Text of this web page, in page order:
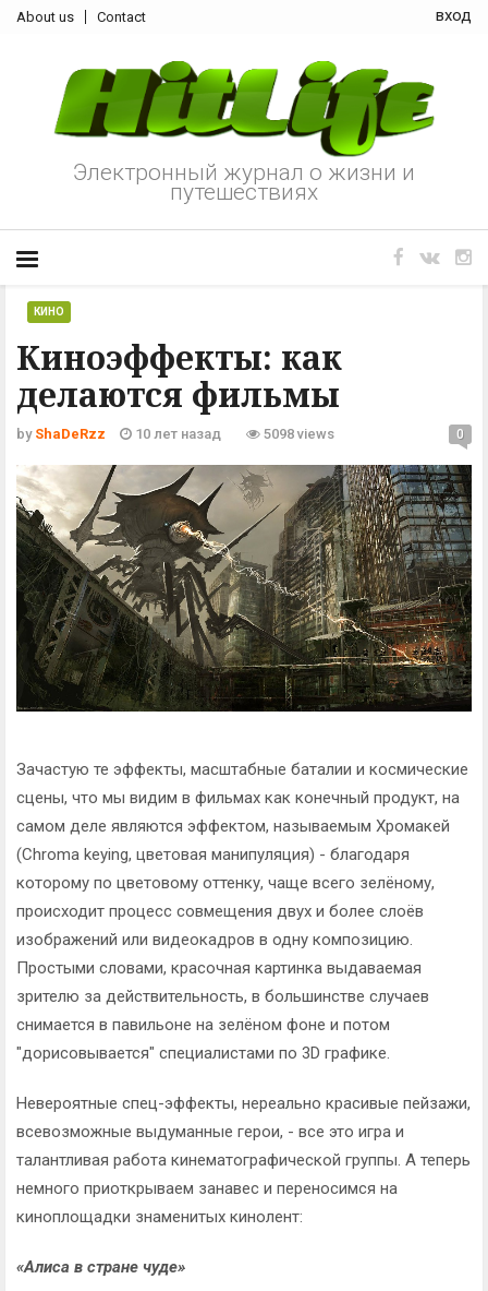
About us Contact вход
Электронный журнал о жизни и
путешествиях
Киноэффекты: как
делаются фильмы
КИНО
by ShaDeRzz 10 лет назад 5098 views 0
Зачастую те эффекты, масштабные баталии и космические
сцены, что мы видим в фильмах как конечный продукт, на
самом деле являются эффектом, называемым Хромакей
(Chroma keying, цветовая манипуляция) - благодаря
которому по цветовому оттенку, чаще всего зелёному,
происходит процесс совмещения двух и более слоёв
изображений или видеокадров в одну композицию.
Простыми словами, красочная картинка выдаваемая
зрителю за действительность, в большинстве случаев
снимается в павильоне на зелёном фоне и потом
"дорисовывается" специалистами по 3D графике.
Невероятные спец-эффекты, нереально красивые пейзажи,
всевозможные выдуманные герои, - все это игра и
талантливая работа кинематографической группы. А теперь
немного приоткрываем занавес и переносимся на
киноплощадки знаменитых кинолент:
«Алиса в стране чуде»